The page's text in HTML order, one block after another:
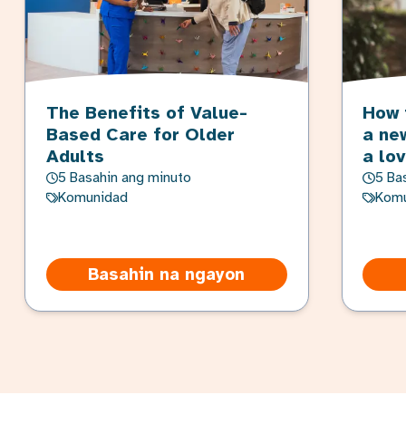
The Benefits of Value-
Based Care for Older
Adults
5 Basahin ang minuto
Komunidad
Basahin na ngayon
a
a
5